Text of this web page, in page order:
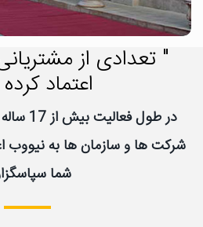
" تعدادی از
اعتماد
در طول
شرکت ها و سازمان ها به نیووب
شما